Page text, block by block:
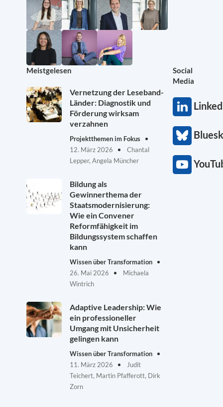
Meistgelesen
Vernetzung der Leseband-
Länder: Diagnostik und
Förderung wirksam
verzahnen
Projektthemen im Fokus
12. März 2026
Chantal
Lepper, Angela Müncher
Bildung als
Gewinnerthema der
Staatsmodernisierung:
Wie ein Convener
Reformfähigkeit im
Bildungssystem schaffen
kann
Wissen über Transformation
26. Mai 2026
Michaela
Wintrich
Adaptive Leadership: Wie
ein professioneller
Umgang mit Unsicherheit
gelingen kann
Wissen über Transformation
11. März 2026
Judit
Teichert, Martin Pfafferott, Dirk
Zorn
Social
Media